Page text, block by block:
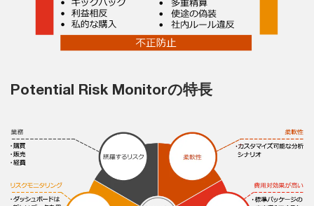
Potential Risk Monitorの特長